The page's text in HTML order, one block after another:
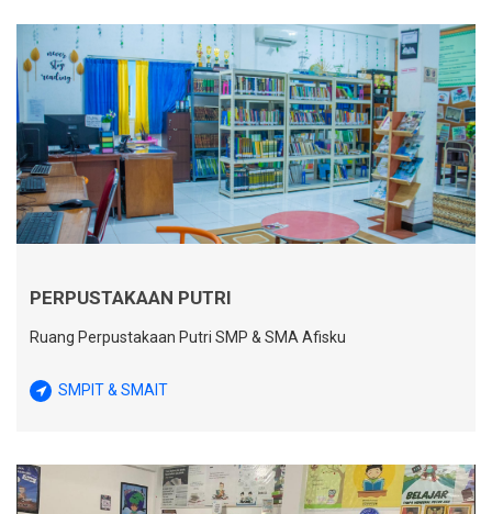
PERPUSTAKAAN PUTRI
Ruang Perpustakaan Putri SMP & SMA Afisku
SMPIT & SMAIT